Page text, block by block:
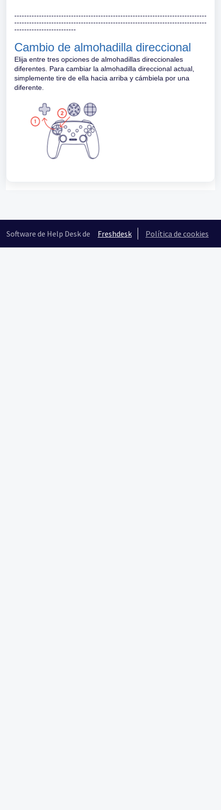
------------------------------------------------------------------------------
------------------------------------------------------------------------------
-------------------------
Cambio de almohadilla direccional
Elija entre tres opciones de almohadillas direccionales
diferentes. Para cambiar la almohadilla direccional actual,
simplemente tire de ella hacia arriba y cámbiela por una
diferente.
Software de Help Desk de Freshdesk Política de cookies